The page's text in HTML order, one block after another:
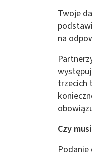
Twoje
na
trzecich
Czy
Podanie